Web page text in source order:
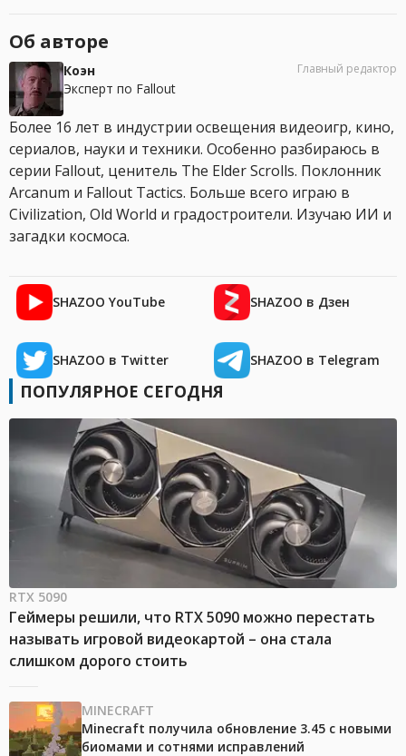
Об авторе
Коэн
Эксперт по Fallout
Главный редактор
Более 16 лет в индустрии освещения видеоигр, кино,
сериалов, науки и техники. Особенно разбираюсь в
серии Fallout, ценитель The Elder Scrolls. Поклонник
Arcanum и Fallout Tactics. Больше всего играю в
Civilization, Old World и градостроители. Изучаю ИИ и
загадки космоса.
SHAZOO YouTube SHAZOO в Дзен
SHAZOO в Twitter SHAZOO в Telegram
ПОПУЛЯРНОЕ СЕГОДНЯ
RTX 5090
Геймеры решили, что RTX 5090 можно перестать
называть игровой видеокартой – она стала
слишком дорого стоить
MINECRAFT
Minecraft получила обновление 3.45 с новыми
биомами и сотнями исправлений